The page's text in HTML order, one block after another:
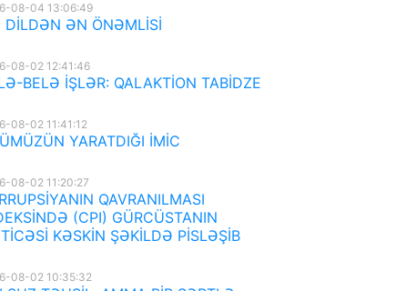
08-04 13:06:49
DİLDƏN ƏN ÖNƏMLİSİ
08-02 12:41:46
BELƏ İŞLƏR: QALAKTİON TABİDZE
08-02 11:41:12
YARATDIĞI İMİC
08-02 11:20:27
QAVRANILMASI
(CPI) GÜRCÜSTANIN
KƏSKİN ŞƏKİLDƏ PİSLƏŞİB
08-02 10:35:32